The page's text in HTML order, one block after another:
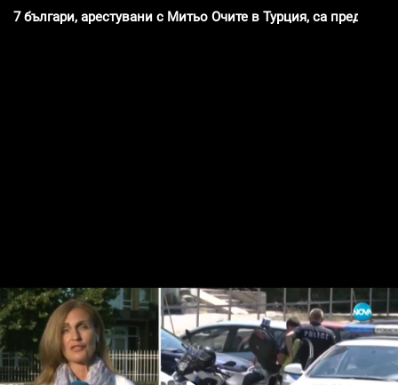
7 българи, арестувани с Митьо Очите в Турция, са